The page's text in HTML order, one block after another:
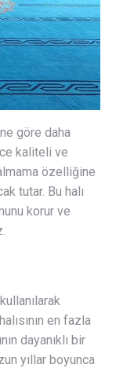
göre daha
kaliteli ve
almama özelliğine
tutar. Bu halı
korur ve
en fazla
dayanıklı bir
yıllar boyunca